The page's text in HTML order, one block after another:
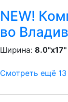
NEW!
во
Ширина: 8.0"x17"
Смотреть ещё 13